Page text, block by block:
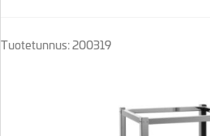
Tuotetunnus: 200319